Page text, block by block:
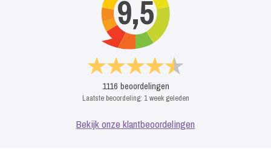
9,5
1116 beoordelingen
Laatste beoordeling: 1 week geleden
Bekijk onze klantbeoordelingen